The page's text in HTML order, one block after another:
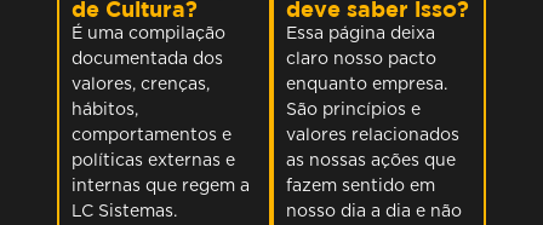
de Cultura?
É uma compilação
documentada dos
valores, crenças,
hábitos,
comportamentos e
políticas externas e
internas que regem a
LC Sistemas.
deve saber isso?
Essa página deixa
claro nosso pacto
enquanto empresa.
São princípios e
valores relacionados
as nossas ações que
fazem sentido em
nosso dia a dia e não